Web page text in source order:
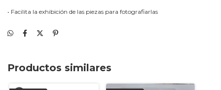
• Facilita la exhibición de las piezas para fotografiarlas
Productos similares